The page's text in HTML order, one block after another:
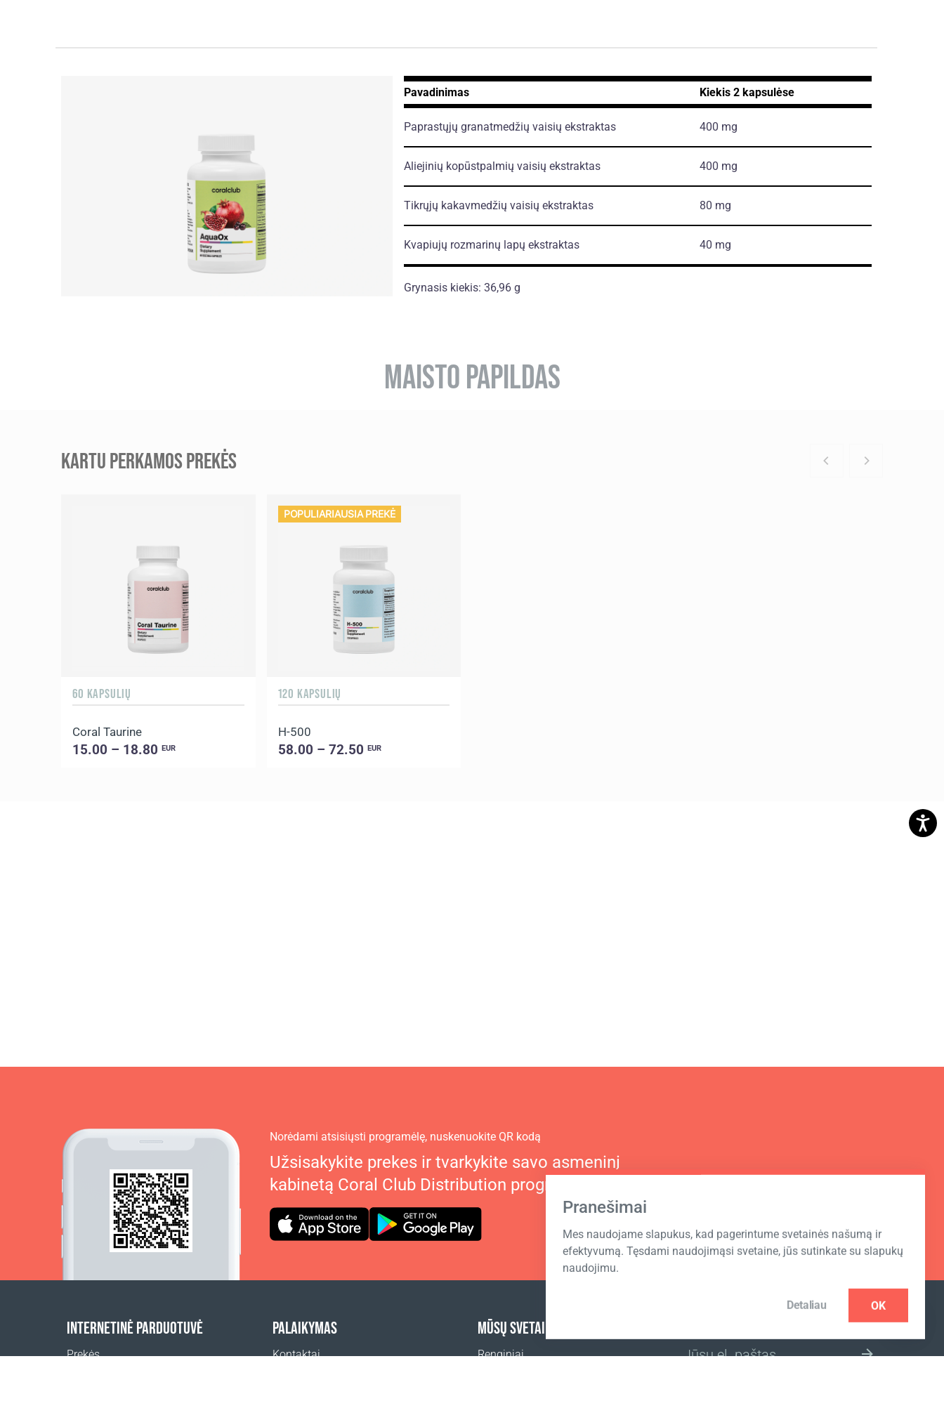
Pavadinimas Kiekis 2 kapsulėse
Paprastųjų granatmedžių vaisių ekstraktas 400 mg
Aliejinių kopūstpalmių vaisių ekstraktas 400 mg
Tikrųjų kakavmedžių vaisių ekstraktas 80 mg
Kvapiujų rozmarinų lapų ekstraktas 40 mg
Grynasis kiekis: 36,96 g
MAISTO PAPILDAS
KARTU PERKAMOS PREKĖS
60 KAPSULIŲ
Coral Taurine
15.00 – 18.80EUR
POPULIARIAUSIA PREKĖ
120 KAPSULIŲ
H-500
58.00 – 72.50 EUR
Pranešimai
Mes naudojame slapukus, kad pagerintume svetainės našumą ir
efektyvumą. Tęsdami naudojimąsi svetaine, jūs sutinkate su slapukų
naudojimu.
Detaliau OK
Norėdami atsisiųsti programėlę, nuskenuokite QR kodą
Užsisakykite prekes ir tvarkykite savo asmeninį
kabinetą Coral Club Distribution programėlėje
INTERNETINĖ PARDUOTUVĖ
Prekės
PALAIKYMAS
Kontaktai
MŪSŲ SVETAINĖS
Renginiai